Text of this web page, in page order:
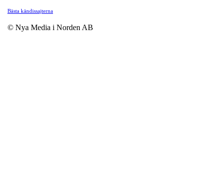
Bästa kändissajterna
© Nya Media i Norden AB